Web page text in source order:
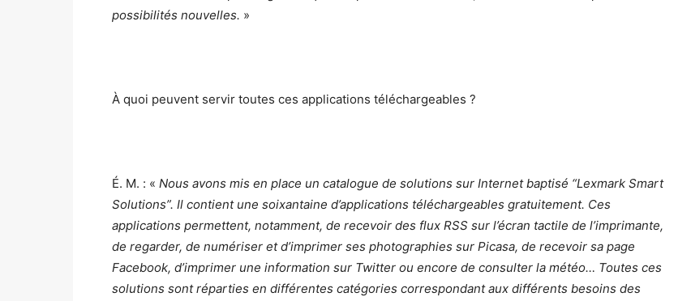
possibilités nouvelles. »
À quoi peuvent servir toutes ces applications téléchargeables ?
É. M. : « Nous avons mis en place un catalogue de solutions sur Internet baptisé “Lexmark Smart
Solutions”. Il contient une soixantaine d’applications téléchargeables gratuitement. Ces
applications permettent, notamment, de recevoir des flux RSS sur l’écran tactile de l’imprimante,
de regarder, de numériser et d’imprimer ses photographies sur Picasa, de recevoir sa page
Facebook, d’imprimer une information sur Twitter ou encore de consulter la météo… Toutes ces
solutions sont réparties en différentes catégories correspondant aux différents besoins des